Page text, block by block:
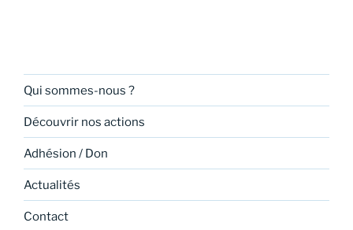
Qui sommes-nous ?
Découvrir nos actions
Adhésion / Don
Actualités
Contact